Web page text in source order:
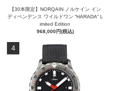
【30本限定】NORQAIN ノルケイン イン
ディペンデンス ワイルドワン “HARADA” L
imited Edition
968,000円(税込)
4